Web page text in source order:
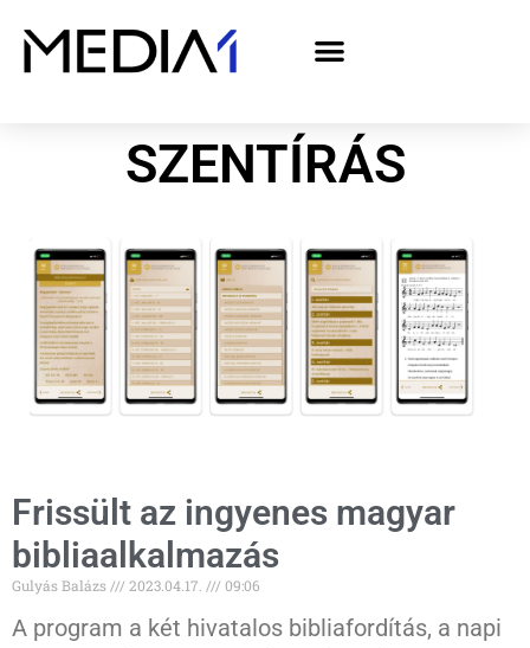
SZENTÍRÁS
Frissült az ingyenes magyar
bibliaalkalmazás
Gulyás Balázs 2023.04.17. 09:06
A program a két hivatalos bibliafordítás, a napi